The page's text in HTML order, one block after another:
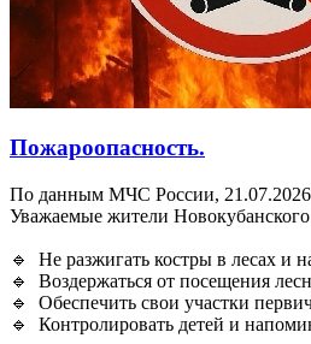
Пожароопасность.
По данным МЧС России, 21.07.2026
Уважаемые жители
🔹 Не разжигать костры в лесах и
🔹 Воздержаться от посещения
🔹 Обеспечить свои участки
🔹 Контролировать детей и